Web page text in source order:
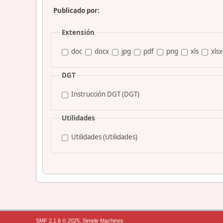
Publicado por:
Extensión
doc docx jpg pdf png xls xlsx
DGT
Instrucción DGT (DGT)
Utilidades
Utilidades (Utilidades)
SMF 2.1.6 © 2025, Simple Machines